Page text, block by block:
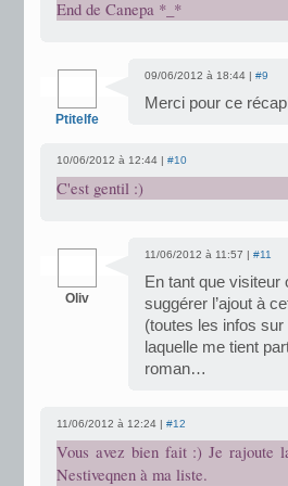
End de Canepa *_*
Ptitelfe
09/06/2012 à 18:44 | #9
Merci pour ce
10/06/2012 à 12:44 | #10
C'est gentil :)
Oliv
11/06/2012 à 11:57 | #11
En tant que
suggérer l’ajout à
(toutes les infos sur
laquelle me tient
roman…
11/06/2012 à 12:24 | #12
Vous avez bien fait :) Je rajoute
Nestiveqnen à ma liste.